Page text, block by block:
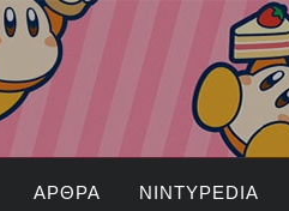
ΆΡΘΡΑ NINTYPEDIA